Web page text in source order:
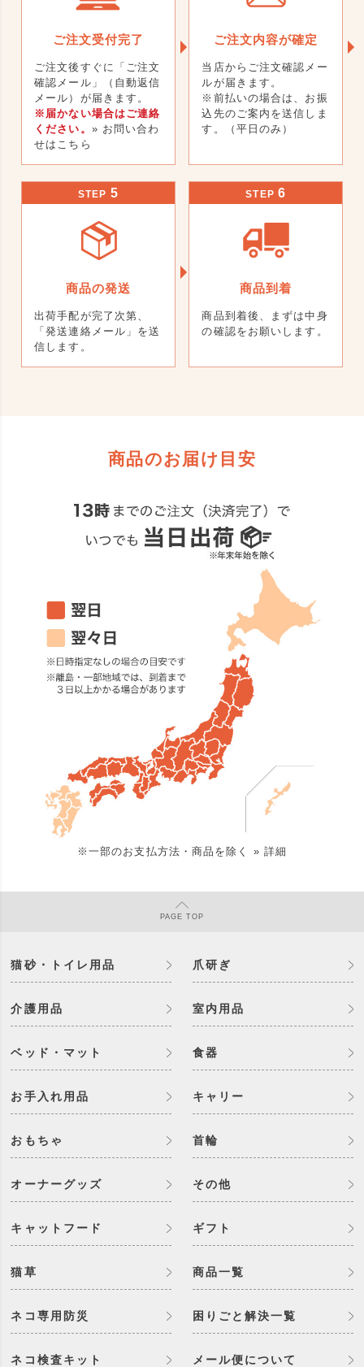
ご注文受付完了
ご注文後すぐに「ご注文
確認メール」（自動返信
メール）が届きます。
※届かない場合はご連絡
ください。 » お問い合わ
せはこちら
ご注文内容が確定
当店からご注文確認メー
ルが届きます。
※前払いの場合は、お振
込先のご案内を送信しま
す。（平日のみ）
STEP 5
商品の発送
出荷手配が完了次第、
「発送連絡メール」を送
信します。
STEP 6
商品到着
商品到着後、まずは中身
の確認をお願いします。
商品のお届け目安
※一部のお支払方法・商品を除く » 詳細
PAGETOP
猫砂・トイレ用品 爪研ぎ
介護用品 室内用品
ベッド・マット 食器
お手入れ用品 キャリー
おもちゃ 首輪
オーナーグッズ
キャットフード
猫草
ネコ専用防災
ネコ検査キット
その他
ギフト
商品一覧
困りごと解決一覧
メール便について